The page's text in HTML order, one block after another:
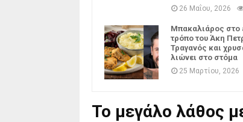
26 Μαΐου, 2026
Μπακαλιάρος στο
τρόπο του Άκη
Τραγανός και
λιώνει στο στόμα
25 Μαρτίου, 2026
Το μεγάλο λάθος